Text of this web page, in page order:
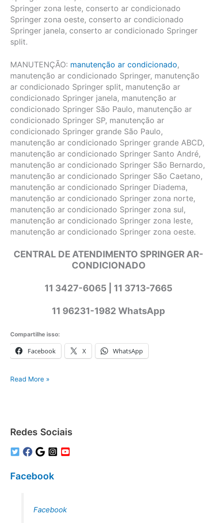
Springer zona leste, conserto ar condicionado
Springer zona oeste, conserto ar condicionado
Springer janela, conserto ar condicionado Springer
split.
MANUTENÇÃO: manutenção ar condicionado,
manutenção ar condicionado Springer, manutenção
ar condicionado Springer split, manutenção ar
condicionado Springer janela, manutenção ar
condicionado Springer São Paulo, manutenção ar
condicionado Springer SP, manutenção ar
condicionado Springer grande São Paulo,
manutenção ar condicionado Springer grande ABCD,
manutenção ar condicionado Springer Santo André,
manutenção ar condicionado Springer São Bernardo,
manutenção ar condicionado Springer São Caetano,
manutenção ar condicionado Springer Diadema,
manutenção ar condicionado Springer zona norte,
manutenção ar condicionado Springer zona sul,
manutenção ar condicionado Springer zona leste,
manutenção ar condicionado Springer zona oeste.
CENTRAL DE ATENDIMENTO SPRINGER AR-
CONDICIONADO
11 3427-6065 | 11 3713-7665
11 96231-1982 WhatsApp
Compartilhe isso:
Facebook X WhatsApp
Springer
Read More »
Redes Sociais
Facebook
Facebook